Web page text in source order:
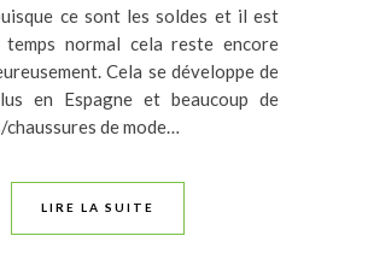
ce sont les soldes et il est
temps normal cela reste encore
Cela se développe de
en Espagne et beaucoup de
de mode…
LIRE LA SUITE